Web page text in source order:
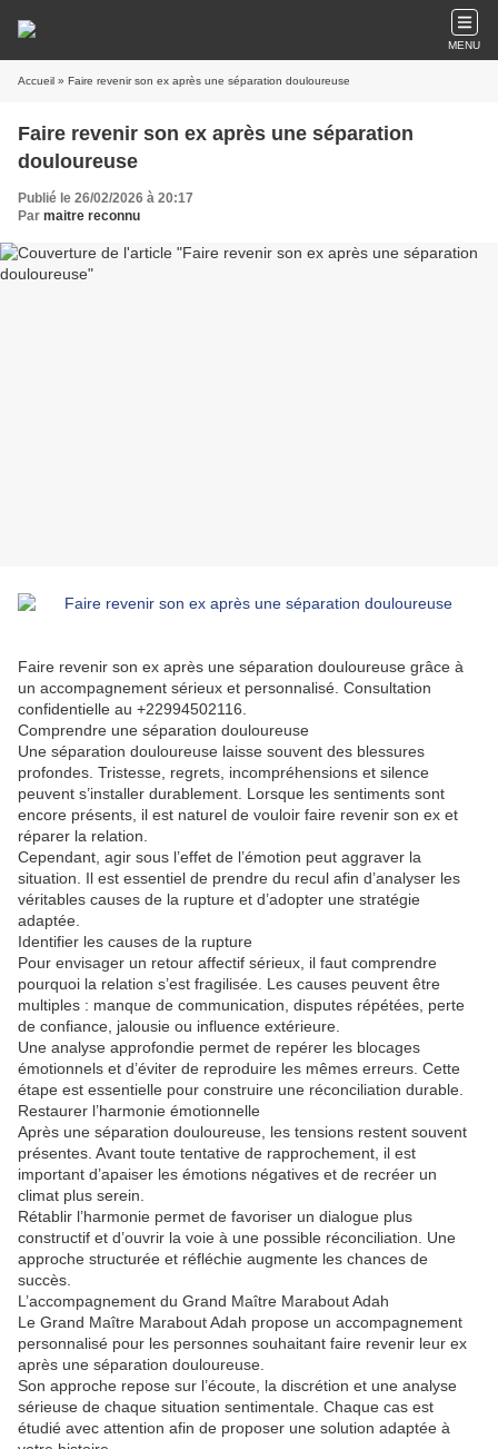
MENU
Accueil » Faire revenir son ex après une séparation douloureuse
Faire revenir son ex après une séparation
douloureuse
Publié le 26/02/2026 à 20:17
Par maitre reconnu
Faire revenir son ex après une séparation douloureuse grâce à
un accompagnement sérieux et personnalisé. Consultation
confidentielle au +22994502116.
Comprendre une séparation douloureuse
Une séparation douloureuse laisse souvent des blessures
profondes. Tristesse, regrets, incompréhensions et silence
peuvent s’installer durablement. Lorsque les sentiments sont
encore présents, il est naturel de vouloir faire revenir son ex et
réparer la relation.
Cependant, agir sous l’effet de l’émotion peut aggraver la
situation. Il est essentiel de prendre du recul afin d’analyser les
véritables causes de la rupture et d’adopter une stratégie
adaptée.
Identifier les causes de la rupture
Pour envisager un retour affectif sérieux, il faut comprendre
pourquoi la relation s’est fragilisée. Les causes peuvent être
multiples : manque de communication, disputes répétées, perte
de confiance, jalousie ou influence extérieure.
Une analyse approfondie permet de repérer les blocages
émotionnels et d’éviter de reproduire les mêmes erreurs. Cette
étape est essentielle pour construire une réconciliation durable.
Restaurer l’harmonie émotionnelle
Après une séparation douloureuse, les tensions restent souvent
présentes. Avant toute tentative de rapprochement, il est
important d’apaiser les émotions négatives et de recréer un
climat plus serein.
Rétablir l’harmonie permet de favoriser un dialogue plus
constructif et d’ouvrir la voie à une possible réconciliation. Une
approche structurée et réfléchie augmente les chances de
succès.
L’accompagnement du Grand Maître Marabout Adah
Le Grand Maître Marabout Adah propose un accompagnement
personnalisé pour les personnes souhaitant faire revenir leur ex
après une séparation douloureuse.
Son approche repose sur l’écoute, la discrétion et une analyse
sérieuse de chaque situation sentimentale. Chaque cas est
étudié avec attention afin de proposer une solution adaptée à